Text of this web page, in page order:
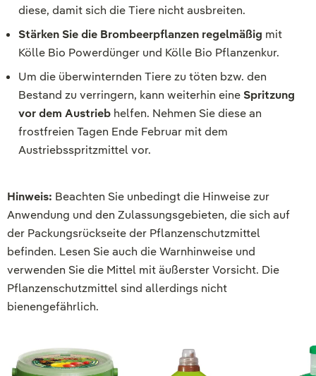
diese, damit sich die Tiere nicht ausbreiten.
Stärken Sie die Brombeerpflanzen regelmäßig mit
Kölle Bio Powerdünger und Kölle Bio Pflanzenkur.
Um die überwinternden Tiere zu töten bzw. den
Bestand zu verringern, kann weiterhin eineSpritzung
vor dem Austrieb helfen. Nehmen Sie diese an
frostfreien Tagen Ende Februar mit dem
Austriebsspritzmittel vor.
Hinweis: Beachten Sie unbedingt die Hinweise zur
Anwendung und den Zulassungsgebieten, die sich auf
der Packungsrückseite der Pflanzenschutzmittel
befinden. Lesen Sie auch die Warnhinweise und
verwenden Sie die Mittel mit äußerster Vorsicht. Die
Pflanzenschutzmittel sind allerdings nicht
bienengefährlich.